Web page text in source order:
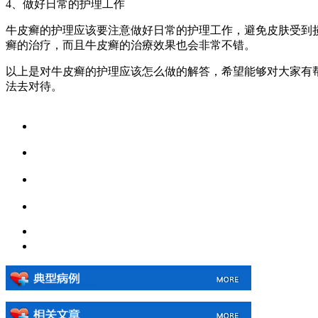
4、做好日常的护理工作
牛皮癣的护理应该要注意做好日常的护理工作，避免皮肤受
癣的治疗，而且牛皮癣的治療效果也会非常不错。
以上是对牛皮癣的护理应该怎么做的解答，希望能够对大家
法去对待。